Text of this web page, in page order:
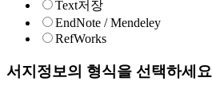
Text저장
EndNote / Mendeley
RefWorks
서지정보의 형식을 선택하세요